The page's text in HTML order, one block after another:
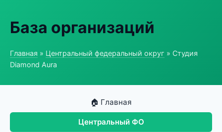
База организаций
Главная » Центральный федеральный округ » Студия
Diamond Aura
🏠 Главная
Центральный ФО